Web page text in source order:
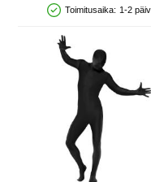
Saatavuus: Varastossa
Toimitusaika: 1-2
second Skin Musta